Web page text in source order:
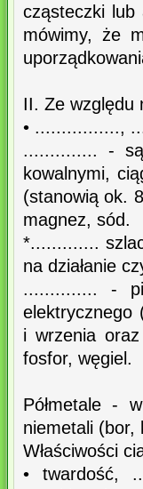
cząsteczki lub
mówimy, że
II. Ze względu
• ................,
.............. - są
kowalnymi,
(stanowią ok.
magnez, sód.
*.............
na działanie
.............. -
elektrycznego
i wrzenia
fosfor, węgiel.
Półmetale -
niemetali
Właściwości
• twardość,